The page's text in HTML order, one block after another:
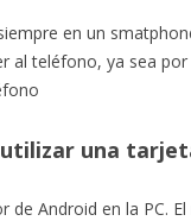
en un
al teléfono, ya sea
una
de Android en la PC.